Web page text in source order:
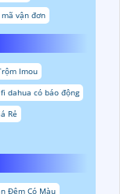
vận đơn
Imou
dahua có báo động
Rẻ
Đêm Có Màu